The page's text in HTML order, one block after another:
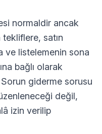
normaldir ancak
tekliflere, satın
ve listelemenin sona
bağlı olarak
Sorun giderme sorusu
değil,
izin verilip